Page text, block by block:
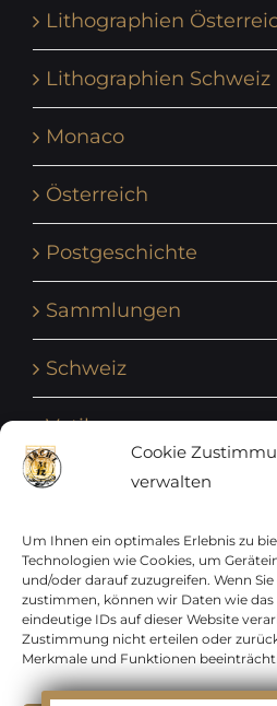
Cookie
verwalten
Um Ihnen ein optimales Erlebnis zu
Technologien wie Cookies, um
und/oder darauf zuzugreifen. Wenn
zustimmen, können wir Daten wie
eindeutige IDs auf dieser Website
Zustimmung nicht erteilen oder
Merkmale und Funktionen
Lithographien
Lithographien Schweiz
Monaco
Österreich
Postgeschichte
Sammlungen
Schweiz
Vatikan
Vereinte Nationen
Vorphilatelie
Zensurbelege
Zensurbelege Schweiz